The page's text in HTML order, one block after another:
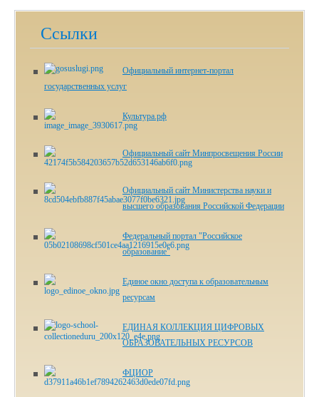
Ссылки
Официальный интернет-портал
государственных услуг
Культура.рф
Официальный сайт Минпросвещения России
Официальный сайт Министерства науки и
высшего образования Российской Федерации
Федеральный портал "Российское
образование"
Единое окно доступа к образовательным
ресурсам
ЕДИНАЯ КОЛЛЕКЦИЯ ЦИФРОВЫХ
ОБРАЗОВАТЕЛЬНЫХ РЕСУРСОВ
ФЦИОР